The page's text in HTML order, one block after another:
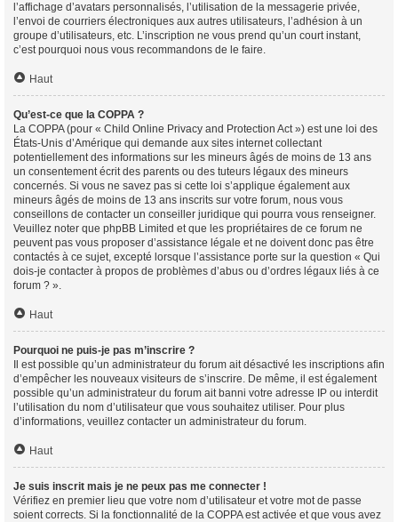
l’affichage d’avatars personnalisés, l’utilisation de la messagerie privée,
l’envoi de courriers électroniques aux autres utilisateurs, l’adhésion à un
groupe d’utilisateurs, etc. L’inscription ne vous prend qu’un court instant,
c’est pourquoi nous vous recommandons de le faire.
Haut
Qu’est-ce que la COPPA ?
La COPPA (pour « Child Online Privacy and Protection Act ») est une loi des
États-Unis d’Amérique qui demande aux sites internet collectant
potentiellement des informations sur les mineurs âgés de moins de 13 ans
un consentement écrit des parents ou des tuteurs légaux des mineurs
concernés. Si vous ne savez pas si cette loi s’applique également aux
mineurs âgés de moins de 13 ans inscrits sur votre forum, nous vous
conseillons de contacter un conseiller juridique qui pourra vous renseigner.
Veuillez noter que phpBB Limited et que les propriétaires de ce forum ne
peuvent pas vous proposer d’assistance légale et ne doivent donc pas être
contactés à ce sujet, excepté lorsque l’assistance porte sur la question « Qui
dois-je contacter à propos de problèmes d’abus ou d’ordres légaux liés à ce
forum ? ».
Haut
Pourquoi ne puis-je pas m’inscrire ?
Il est possible qu’un administrateur du forum ait désactivé les inscriptions afin
d’empêcher les nouveaux visiteurs de s’inscrire. De même, il est également
possible qu’un administrateur du forum ait banni votre adresse IP ou interdit
l’utilisation du nom d’utilisateur que vous souhaitez utiliser. Pour plus
d’informations, veuillez contacter un administrateur du forum.
Haut
Je suis inscrit mais je ne peux pas me connecter !
Vérifiez en premier lieu que votre nom d’utilisateur et votre mot de passe
soient corrects. Si la fonctionnalité de la COPPA est activée et que vous avez